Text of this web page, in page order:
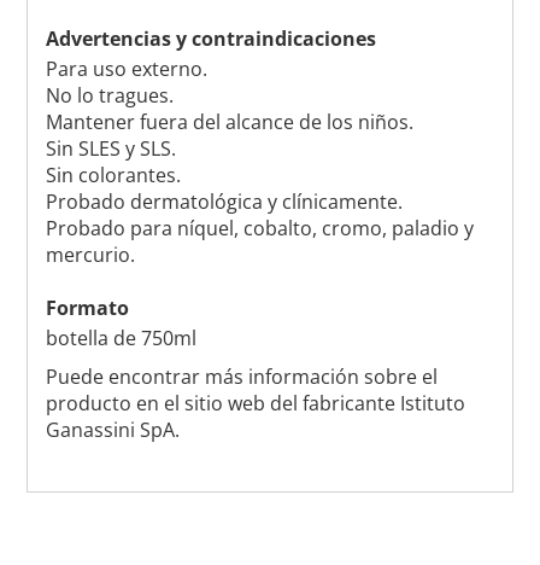
Advertencias y contraindicaciones
Para uso externo.
No lo tragues.
Mantener fuera del alcance de los niños.
Sin SLES y SLS.
Sin colorantes.
Probado dermatológica y clínicamente.
Probado para níquel, cobalto, cromo, paladio y
mercurio.
Formato
botella de 750ml
Puede encontrar más información sobre el
producto en el sitio web del fabricante Istituto
Ganassini SpA.